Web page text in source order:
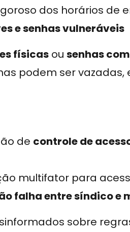
dos horários de
e senhas vulneráveis
físicas ou senhas
podem ser
de controle de
multifator para
falha entre síndico e
sobre